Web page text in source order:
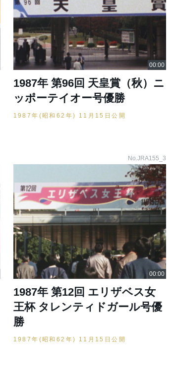
1987年 第96回 天皇賞（秋）ニ
ッポーテイオー号優勝
1987年(昭和62年) 11月15日公開
No.JRA155_3
1987年 第12回 エリザベス女
王杯 タレンティドガール号優
勝
1987年(昭和62年) 11月15日公開